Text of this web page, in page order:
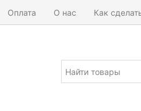
Оплата О нас Как